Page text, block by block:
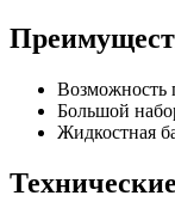
Возможность
Большой
Жидкостная